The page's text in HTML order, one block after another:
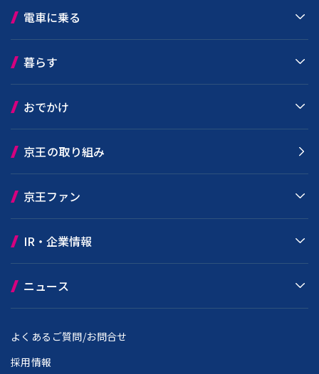
電車に乗る
暮らす
おでかけ
京王の取り組み
京王ファン
IR・企業情報
ニュース
よくあるご質問/お問合せ
採用情報